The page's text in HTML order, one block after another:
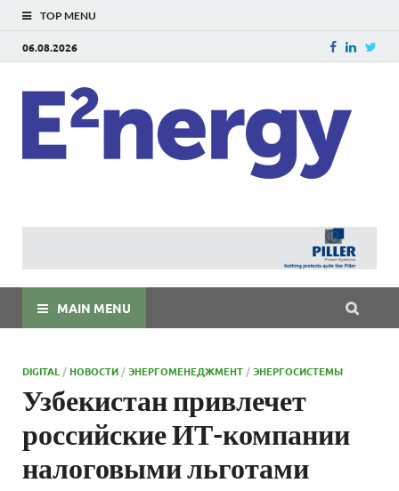
TOP MENU
06.08.2026
MAIN MENU
DIGITAL /НОВОСТИ /ЭНЕРГОМЕНЕДЖМЕНТ /ЭНЕРГОСИСТЕМЫ
Узбекистан привлечет
российские ИТ-компании
налоговыми льготами